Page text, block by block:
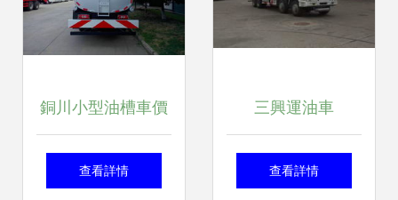
銅川小型油槽車價
格解析 如何選擇靠
查看詳情
三興運油車
bsx5311gyyz 公告
查看詳情